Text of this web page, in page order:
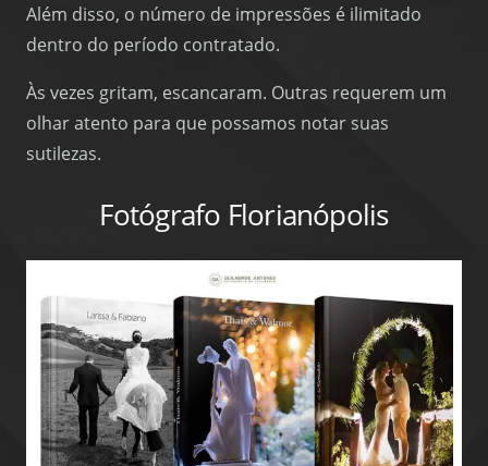
Além disso, o número de impressões é ilimitado
dentro do período contratado.
Às vezes gritam, escancaram. Outras requerem um
olhar atento para que possamos notar suas
sutilezas.
Fotógrafo Florianópolis